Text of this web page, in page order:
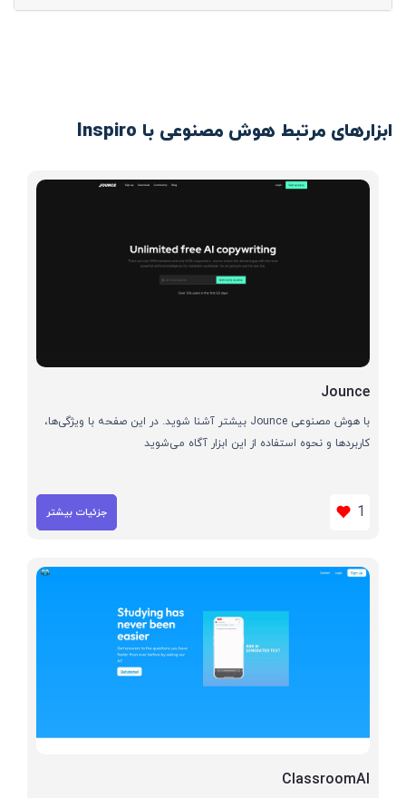
ابزارهای مرتبط هوش مصنوعی با Inspiro
Jounce
با هوش مصنوعی Jounce بیشتر آشنا شوید. در این صفحه با ویژگی‌ها،
کاربردها و نحوه استفاده از این ابزار آگاه می‌شوید
1 جزئیات بیشتر
ClassroomAI